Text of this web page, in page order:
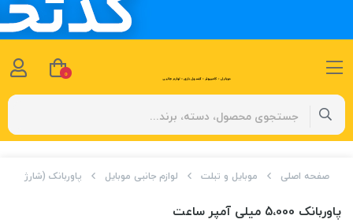
صفحه اصلی موبایل و تبلت لوازم جانبی موبایل پاوربانک (شارژر
پاوربانک 5،000 میلی آمپر ساعت
0